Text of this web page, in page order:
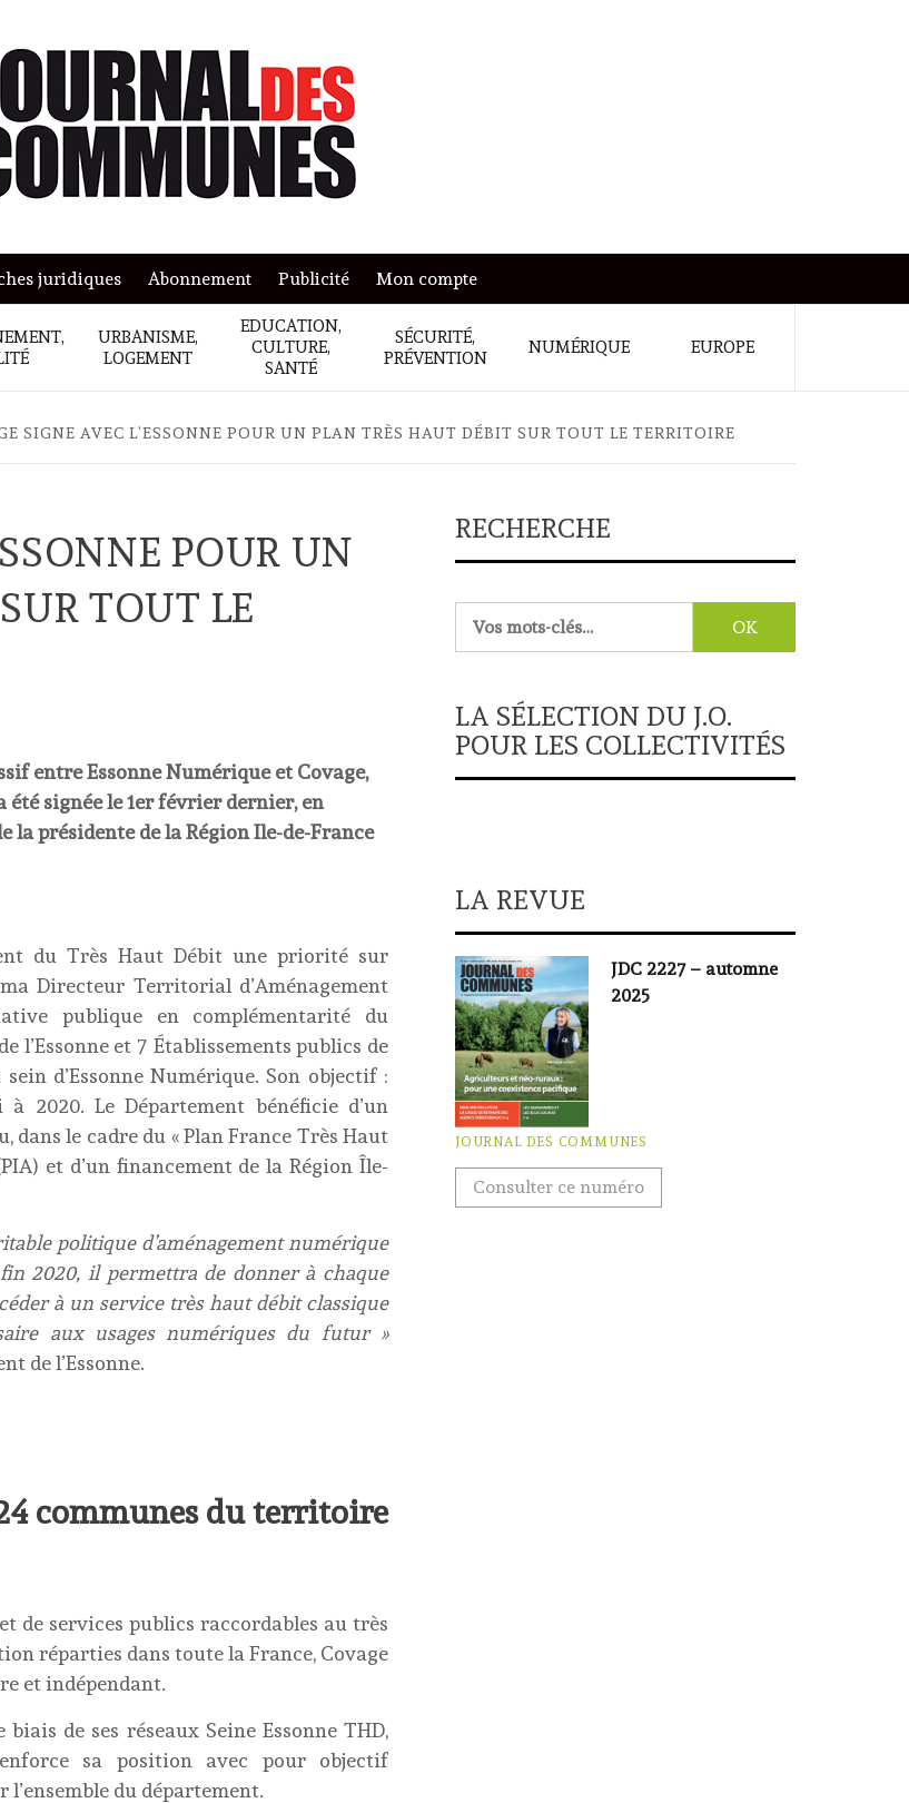
juridiques Abonnement Publicité Mon compte
URBANISME,
LOGEMENT
EDUCATION,
CULTURE,
SANTÉ
SÉCURITÉ,
PRÉVENTION
NUMÉRIQUE EUROPE
SIGNE AVEC L’ESSONNE POUR UN PLAN TRÈS HAUT DÉBIT SUR TOUT LE TERRITOIRE
POUR UN
TOUT LE
entre Essonne Numérique et Covage,
été signée le 1er février dernier, en
la présidente de la Région Ile-de-France
du Très Haut Débit une priorité sur
Directeur Territorial d’Aménagement
publique en complémentarité du
l’Essonne et 7 Établissements publics de
d’Essonne Numérique. Son objectif :
2020. Le Département bénéficie d’un
le cadre du « Plan France Très Haut
et d’un financement de la Région Île-
politique d’aménagement numérique
2020, il permettra de donner à chaque
à un service très haut débit classique
aux usages numériques du futur »
de l’Essonne.
communes du territoire
de services publics raccordables au très
réparties dans toute la France, Covage
et indépendant.
de ses réseaux Seine Essonne THD,
sa position avec pour objectif
du département.
RECHERCHE
LA SÉLECTION DU J.O.
POUR LES COLLECTIVITÉS
LA REVUE
JDC 2227 – automne
2025
JOURNAL DES COMMUNES
Consulter ce numéro